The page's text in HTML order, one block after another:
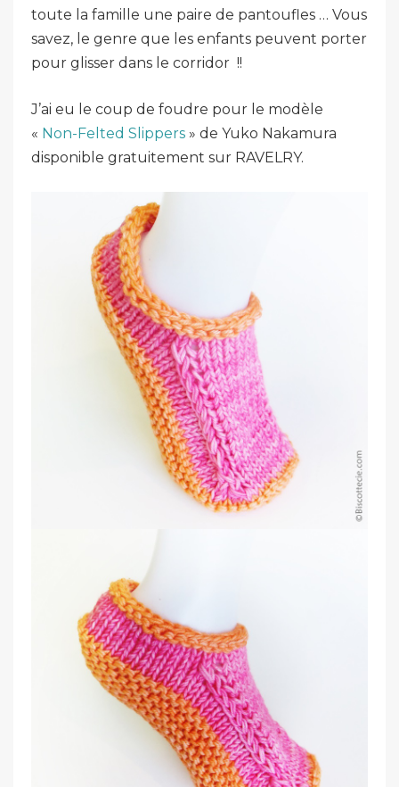
toute la famille une paire de pantoufles … Vous
savez, le genre que les enfants peuvent porter
pour glisser dans le corridor !!
J’ai eu le coup de foudre pour le modèle
« Non-Felted Slippers » de Yuko Nakamura
disponible gratuitement sur RAVELRY.